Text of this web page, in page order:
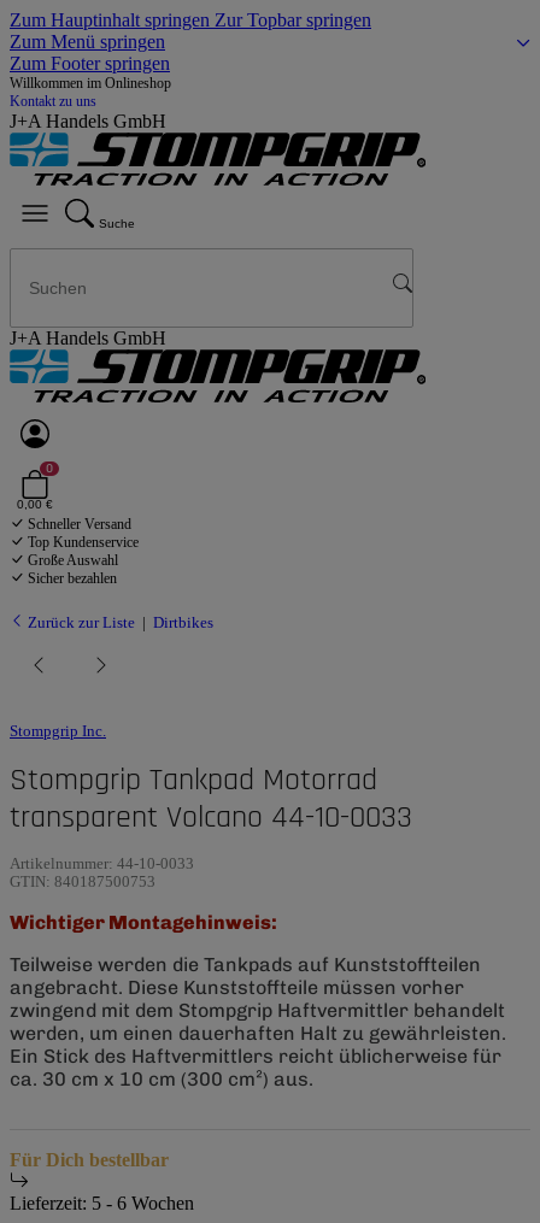
Zum Hauptinhalt springen Zur Topbar springen
Zum Menü springen
Zum Footer springen
Willkommen im Onlineshop
Kontakt zu uns
J+A Handels GmbH
Suche
J+A Handels GmbH
0
0,00 €
Schneller Versand
Top Kundenservice
Große Auswahl
Sicher bezahlen
Zurück zur Liste Dirtbikes
Stompgrip Inc.
Stompgrip Tankpad Motorrad
transparent Volcano 44-10-0033
Artikelnummer: 44-10-0033
GTIN: 840187500753
Wichtiger Montagehinweis:
Teilweise werden die Tankpads auf Kunststoffteilen
angebracht. Diese Kunststoffteile müssen vorher
zwingend mit dem Stompgrip Haftvermittler behandelt
werden, um einen dauerhaften Halt zu gewährleisten.
Ein Stick des Haftvermittlers reicht üblicherweise für
ca. 30 cm x 10 cm (300 cm²) aus.
Für Dich bestellbar
Lieferzeit: 5 - 6 Wochen